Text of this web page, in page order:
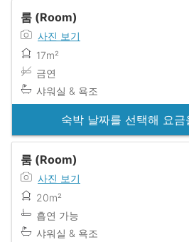
룸 (Room)
사진 보기
17m²
금연
샤워실 & 욕조
숙박 날짜를 선택해 요금
룸 (Room)
사진 보기
20m²
흡연 가능
샤워실 & 욕조